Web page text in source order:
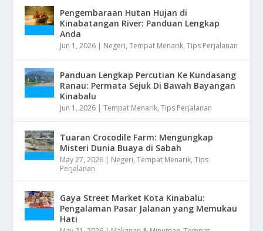
Pengembaraan Hutan Hujan di
Kinabatangan River: Panduan Lengkap
Anda
Jun 1, 2026 | Negeri,Tempat Menarik,Tips Perjalanan
Panduan Lengkap Percutian Ke Kundasang
Ranau: Permata Sejuk Di Bawah Bayangan
Kinabalu
Jun 1, 2026 |Tempat Menarik,Tips Perjalanan
Tuaran Crocodile Farm: Mengungkap
Misteri Dunia Buaya di Sabah
May 27, 2026 | Negeri,Tempat Menarik,Tips
Perjalanan
Gaya Street Market Kota Kinabalu:
Pengalaman Pasar Jalanan yang Memukau
Hati